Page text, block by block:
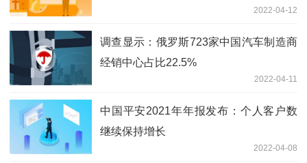
2022-04-12
调查显示：俄罗斯723家中国汽车制造商
经销中心占比22.5%
2022-04-11
中国平安2021年年报发布：个人客户数
继续保持增长
2022-04-08